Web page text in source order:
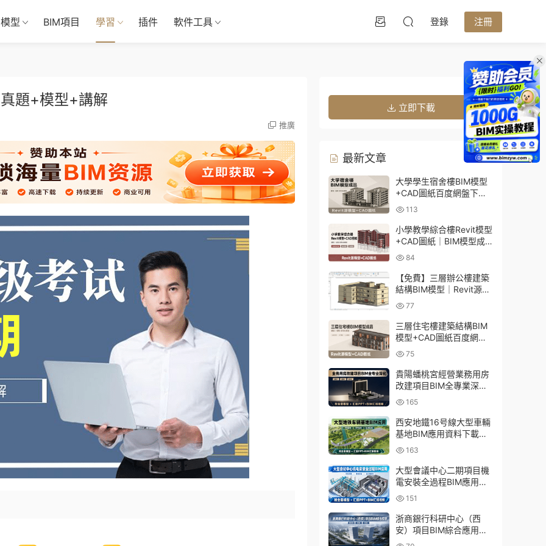
型 BIM項目 學習 插件 軟件工具 登錄 注冊
題+模型+講解
推廣
立即下載
最新文章
大學學生宿舍樓BIM模型
+CAD圖紙百度網盤下載
｜建築結構全套Revit源文
件
113
小學教學綜合樓Revit模型
+CAD圖紙｜BIM模型成
品百度網盤下載
84
【免費】三層辦公樓建築
結構BIM模型｜Revit源文
件百度網盤下載
77
三層住宅樓建築結構BIM
模型+CAD圖紙百度網盤
下載
75
貴陽蟠桃宮經營業務用房
改建項目BIM全專業深化
資料下載：含模型、彙報
PPT及演示視頻
165
西安地鐵16号線大型車輛
基地BIM應用資料下載：
含BIM模型、彙報PPT及
演示視頻
163
大型會議中心二期項目機
電安裝全過程BIM應用資
料下載：含BIM模型、彙
報PPT及視頻
151
浙商銀行科研中心（西
安）項目BIM綜合應用資
料下載：含全套BIM模